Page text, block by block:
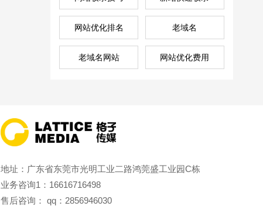
网站优化排名 老域名
老域名网站 网站优化费用
地址：广东省东莞市光明工业二路鸿莞盛工业园C栋
业务咨询1：16616716498
售后咨询： qq：2856946030
售前咨询
2856946030